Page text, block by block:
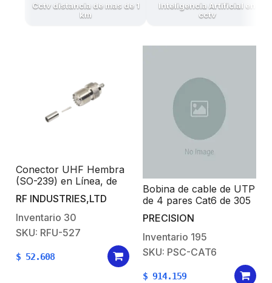
Cctv distancia de mas de 1
km
Inteligencia Artificial en
cctv
Conector UHF Hembra
(SO-239) en Línea, de
Anillo Plegable para
Cable RG-58/U, RG-
142/U, Níquel/ Plata/
Delrin.
RF INDUSTRIES,LTD
Inventario 30
SKU: RFU-527
$ 52.608
Bobina de cable de UTP
de 4 pares Cat6 de 305
m (1000 ft), 100%
Cobre, PVC ROHS,
Color Azul, 24 AWG,
Uso en Interior, Para
Aplicaciones de Voz,
Datos y Video
PRECISION
Inventario 195
SKU: PSC-CAT6
$ 914.159